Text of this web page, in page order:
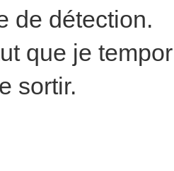
de détection.
que je
sortir.